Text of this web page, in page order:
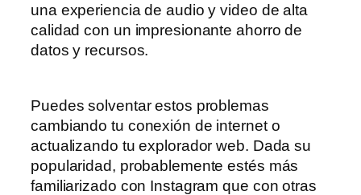
una experiencia de audio y video de alta
calidad con un impresionante ahorro de
datos y recursos.
Puedes solventar estos problemas
cambiando tu conexión de internet o
actualizando tu explorador web. Dada su
popularidad, probablemente estés más
familiarizado con Instagram que con otras